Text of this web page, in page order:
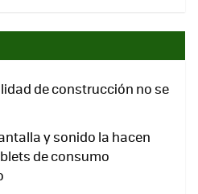
de construcción no se
y sonido la hacen
de consumo